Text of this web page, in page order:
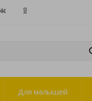
Для малышей